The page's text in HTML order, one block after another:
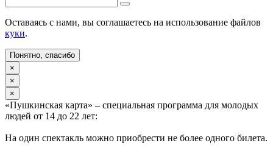
Оставаясь с нами, вы соглашаетесь на использование файлов
куки.
Понятно, спасибо
×
×
×
«Пушкинская карта» – специальная программа для молодых
людей от 14 до 22 лет:
На один спектакль можно приобрести не более одного билета.